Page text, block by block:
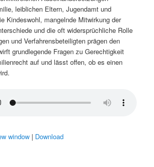
leiblichen Eltern, Jugendamt und
Kindeswohl, mangelnde Mitwirkung der
und die oft widersprüchliche Rolle
und Verfahrensbeteiligten prägen den
grundlegende Fragen zu Gerechtigkeit
auf und lässt offen, ob es einen
window | Download